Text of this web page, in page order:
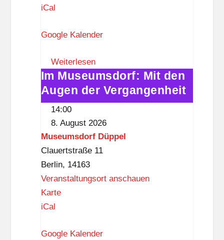
o
h
e
k
i
u
a
r
i
a
t
H
e
n
n
c
iCal
Google Kalender
Weiterlesen
Im
Museumsdorf:
Mit
Augen
der
Vergangenheit
Im Museumsdorf: Mit den
Augen der Vergangenheit
14:00
8. August 2026
Museumsdorf Düppel
Clauertstraße 11
Berlin, 14163
Veranstaltungsort anschauen
KarteM
e
iCal
Google Kalender